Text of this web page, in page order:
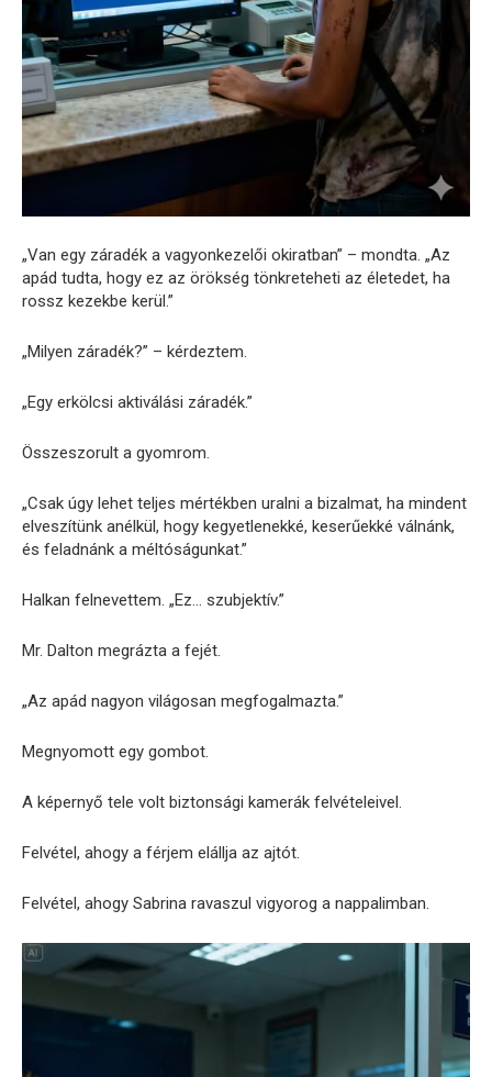
„Van egy záradék a vagyonkezelői okiratban” – mondta. „Az
apád tudta, hogy ez az örökség tönkreteheti az életedet, ha
rossz kezekbe kerül.”
„Milyen záradék?” – kérdeztem.
„Egy erkölcsi aktiválási záradék.”
Összeszorult a gyomrom.
„Csak úgy lehet teljes mértékben uralni a bizalmat, ha mindent
elveszítünk anélkül, hogy kegyetlenekké, keserűekké válnánk,
és feladnánk a méltóságunkat.”
Halkan felnevettem. „Ez… szubjektív.”
Mr. Dalton megrázta a fejét.
„Az apád nagyon világosan megfogalmazta.”
Megnyomott egy gombot.
A képernyő tele volt biztonsági kamerák felvételeivel.
Felvétel, ahogy a férjem elállja az ajtót.
Felvétel, ahogy Sabrina ravaszul vigyorog a nappalimban.